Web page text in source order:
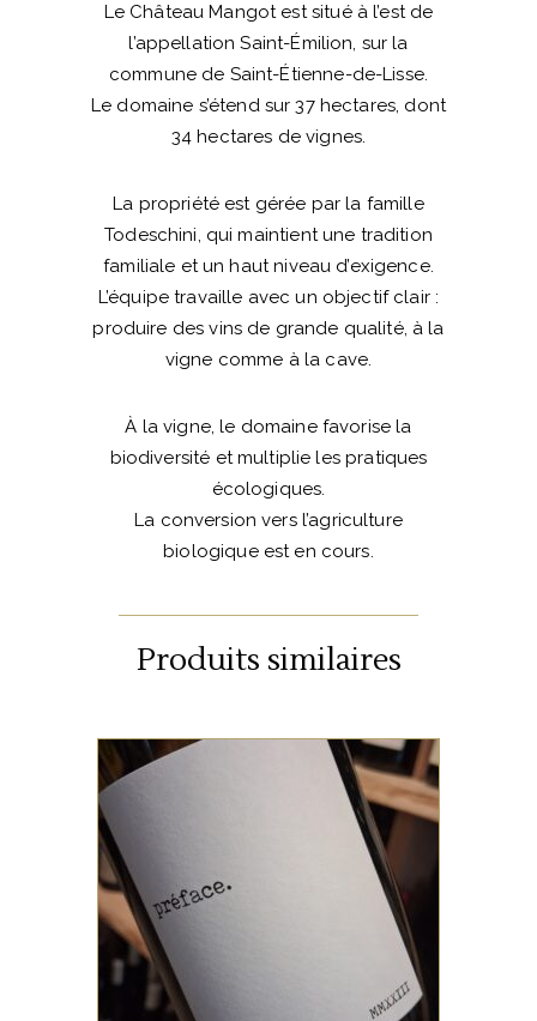
Le Château Mangot est situé à l’est de
l’appellation Saint-Émilion, sur la
commune de Saint-Étienne-de-Lisse.
Le domaine s’étend sur 37 hectares, dont
34 hectares de vignes.
La propriété est gérée par la famille
Todeschini, qui maintient une tradition
familiale et un haut niveau d’exigence.
L’équipe travaille avec un objectif clair :
produire des vins de grande qualité, à la
vigne comme à la cave.
À la vigne, le domaine favorise la
biodiversité et multiplie les pratiques
écologiques.
La conversion vers l’agriculture
biologique est en cours.
Produits similaires
Ce 100% Merlot blanc offre
des vins séveux avec une
finale fraiche.Ce 2023 offre
une singularité aromatique
inégalée. Le toucher de